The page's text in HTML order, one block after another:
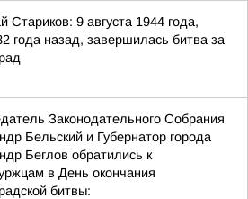
Стариков: 9 августа 1944 года,
года назад, завершилась битва за
Законодательного Собрания
Бельский и Губернатор города
Беглов обратились к
в День окончания
битвы: